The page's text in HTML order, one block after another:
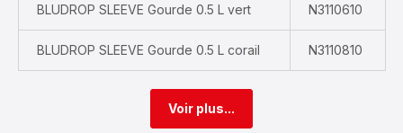
BLUDROP SLEEVE Gourde 0.5 L vert N3110610
BLUDROP SLEEVE Gourde 0.5 L corail N3110810
Voir plus...